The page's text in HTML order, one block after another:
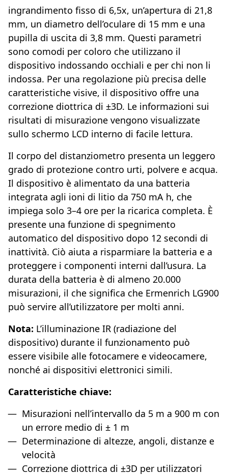
ingrandimento fisso di 6,5x, un’apertura di 21,8
mm, un diametro dell’oculare di 15 mm e una
pupilla di uscita di 3,8 mm. Questi parametri
sono comodi per coloro che utilizzano il
dispositivo indossando occhiali e per chi non li
indossa. Per una regolazione più precisa delle
caratteristiche visive, il dispositivo offre una
correzione diottrica di ±3D. Le informazioni sui
risultati di misurazione vengono visualizzate
sullo schermo LCD interno di facile lettura.
Il corpo del distanziometro presenta un leggero
grado di protezione contro urti, polvere e acqua.
Il dispositivo è alimentato da una batteria
integrata agli ioni di litio da 750 mA h, che
impiega solo 3–4 ore per la ricarica completa. È
presente una funzione di spegnimento
automatico del dispositivo dopo 12 secondi di
inattività. Ciò aiuta a risparmiare la batteria e a
proteggere i componenti interni dall’usura. La
durata della batteria è di almeno 20.000
misurazioni, il che significa che Ermenrich LG900
può servire all’utilizzatore per molti anni.
Nota: L’illuminazione IR (radiazione del
dispositivo) durante il funzionamento può
essere visibile alle fotocamere e videocamere,
nonché ai dispositivi elettronici simili.
Caratteristiche chiave:
Misurazioni nell’intervallo da 5 m a 900 m con
un errore medio di ± 1 m
Determinazione di altezze, angoli, distanze e
velocità
Correzione diottrica di ±3D per utilizzatori